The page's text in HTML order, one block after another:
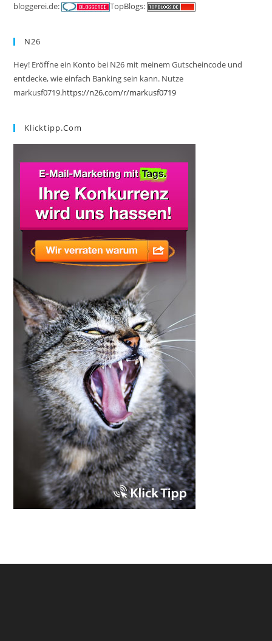
bloggerei.de:
TopBlogs:
N26
Hey! Eröffne ein Konto bei N26 mit meinem Gutscheincode und
entdecke, wie einfach Banking sein kann. Nutze
markusf0719.https://n26.com/r/markusf0719
Klicktipp.com